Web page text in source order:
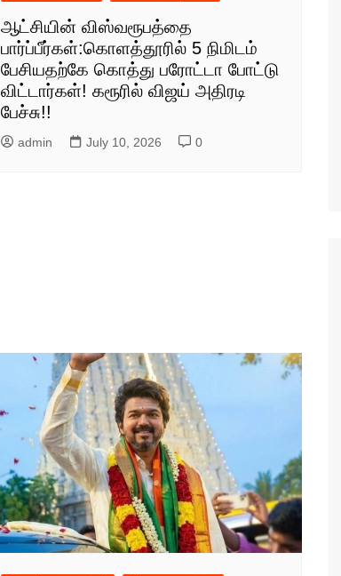
ஆட்சியின் விஸ்வரூபத்தை
பார்ப்பீர்கள்:கொளத்தூரில் 5 நிமிடம்
பேசியதற்கே கொத்து பரோட்டா போட்டு
விட்டார்கள்! கரூரில் விஜய் அதிரடி
பேச்சு!!
admin July 10, 2026 0